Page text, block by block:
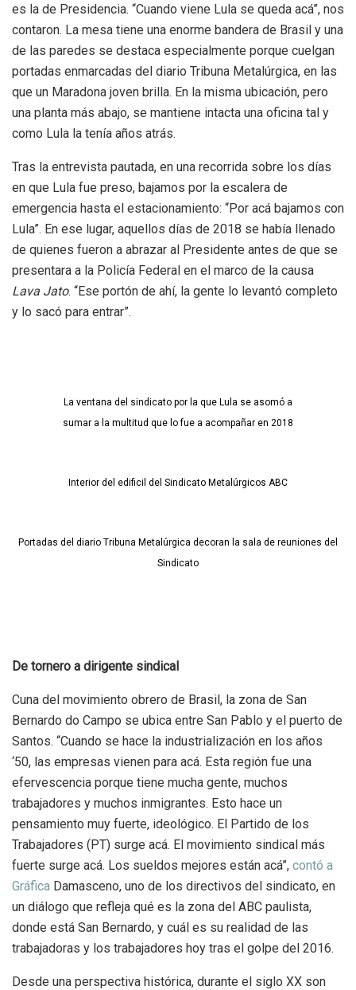
es la de Presidencia. “Cuando viene Lula se queda acá”, nos
contaron. La mesa tiene una enorme bandera de Brasil y una
de las paredes se destaca especialmente porque cuelgan
portadas enmarcadas del diario Tribuna Metalúrgica, en las
que un Maradona joven brilla. En la misma ubicación, pero
una planta más abajo, se mantiene intacta una oficina tal y
como Lula la tenía años atrás.
Tras la entrevista pautada, en una recorrida sobre los días
en que Lula fue preso, bajamos por la escalera de
emergencia hasta el estacionamiento: “Por acá bajamos con
Lula”. En ese lugar, aquellos días de 2018 se había llenado
de quienes fueron a abrazar al Presidente antes de que se
presentara a la Policía Federal en el marco de la causa
Lava Jato. “Ese portón de ahí, la gente lo levantó completo
y lo sacó para entrar”.
La ventana del sindicato por la que Lula se asomó a
sumar a la multitud que lo fue a acompañar en 2018
Interior del edificil del Sindicato Metalúrgicos ABC
Portadas del diario Tribuna Metalúrgica decoran la sala de reuniones del
Sindicato
De tornero a dirigente sindical
Cuna del movimiento obrero de Brasil, la zona de San
Bernardo do Campo se ubica entre San Pablo y el puerto de
Santos. “Cuando se hace la industrialización en los años
‘50, las empresas vienen para acá. Esta región fue una
efervescencia porque tiene mucha gente, muchos
trabajadores y muchos inmigrantes. Esto hace un
pensamiento muy fuerte, ideológico. El Partido de los
Trabajadores (PT) surge acá. El movimiento sindical más
fuerte surge acá. Los sueldos mejores están acá”, contó a
Gráfica Damasceno, uno de los directivos del sindicato, en
un diálogo que refleja qué es la zona del ABC paulista,
donde está San Bernardo, y cuál es su realidad de las
trabajadoras y los trabajadores hoy tras el golpe del 2016.
Desde una perspectiva histórica, durante el siglo XX son